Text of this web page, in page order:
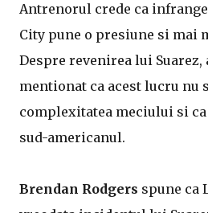
Antrenorul crede ca
City pune o presiune si mai
Despre revenirea lui
mentionat ca acest lucru nu
complexitatea meciului si ca
sud-americanul.
Brendan Rodgers spune ca